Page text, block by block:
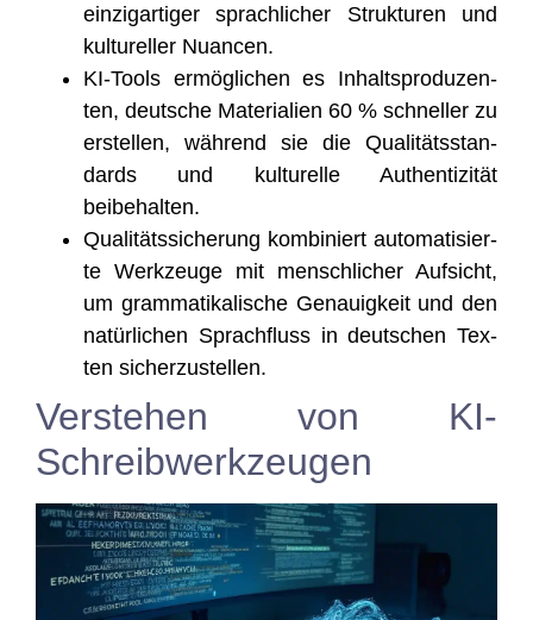
ein­zig­ar­ti­ger sprach­li­cher Struk­tu­ren und
kul­tu­rel­ler Nuancen.
KI-Tools ermög­li­chen es Inhalts­pro­du­zen­
ten, deut­sche Mate­ria­li­en 60 % schnel­ler zu
erstel­len, wäh­rend sie die Qua­li­täts­stan­
dards und kul­tu­rel­le Authen­ti­zi­tät
beibehalten.
Qua­li­täts­si­che­rung kom­bi­niert auto­ma­ti­sier­
te Werk­zeu­ge mit mensch­li­cher Auf­sicht,
um gram­ma­ti­ka­li­sche Genau­ig­keit und den
natür­li­chen Sprach­fluss in deut­schen Tex­
ten sicherzustellen.
Verstehen von KI-
Schreibwerkzeugen